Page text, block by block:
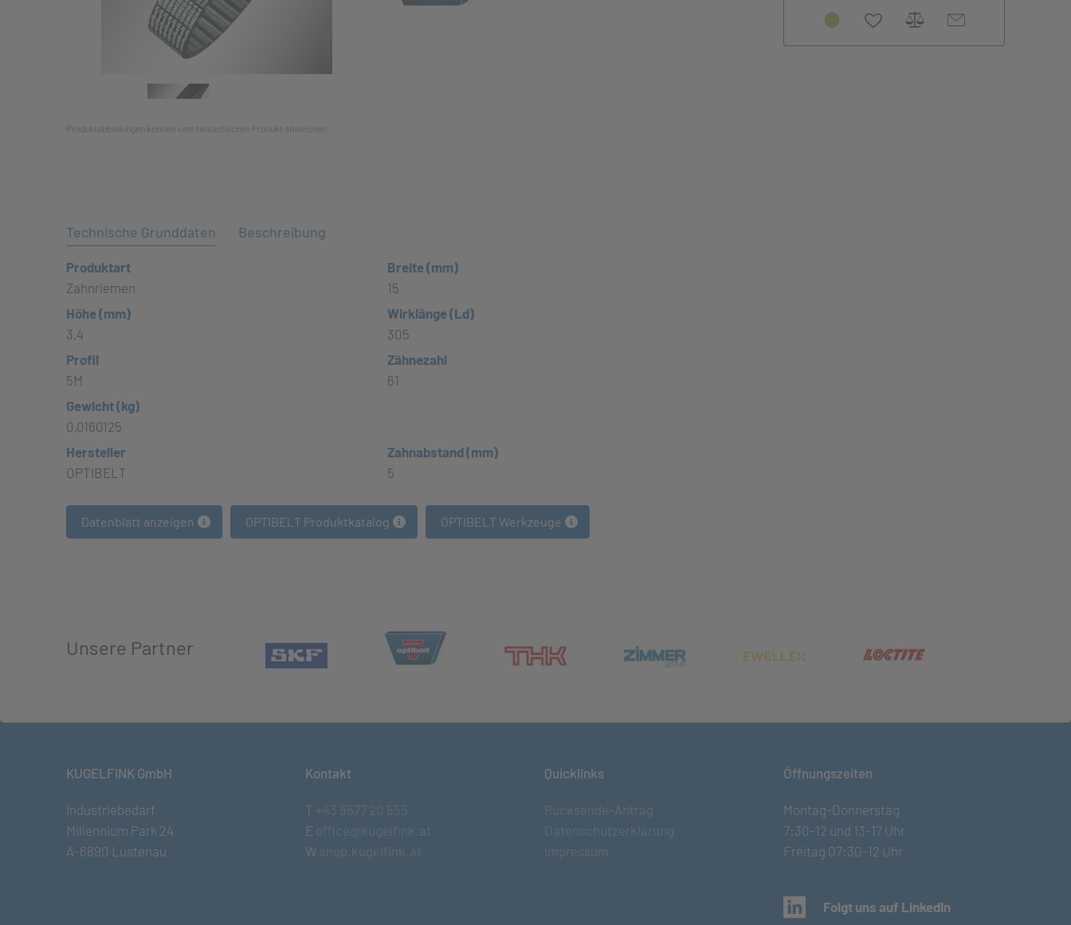
Produktabbildungen können vom tatsächlichen Produkt abweichen
Technische Grunddaten Beschreibung
Produktart
Zahnriemen
Breite (mm)
15
Höhe (mm)
3,4
Wirklänge (Ld)
305
Profil
5M
Zähnezahl
61
Gewicht (kg)
0,0160125
Hersteller
OPTIBELT
Zahnabstand (mm)
5
Datenblatt anzeigen OPTIBELT Produktkatalog OPTIBELT Werkzeuge
Unsere Partner (öffnet in neuem Tab)
(öffnet in neuem Tab)(öffnet in neuem Tab)(öffnet in neuem Tab)(öffnet in neuem Tab)
KUGELFINK GmbH
Industriebedarf
Millennium Park 24
A-6890 Lustenau
Kontakt
T +43 5577 20 555
E office@kugelfink.at
W shop.kugelfink.at
Quicklinks
Rücksende-Antrag
Datenschutzerklärung
Impressum
Öffnungszeiten
Montag-Donnerstag
7:30-12 und 13-17 Uhr
Freitag 07:30-12 Uhr
(öffnet in neuem Tab)
Folgt uns auf LinkedIn